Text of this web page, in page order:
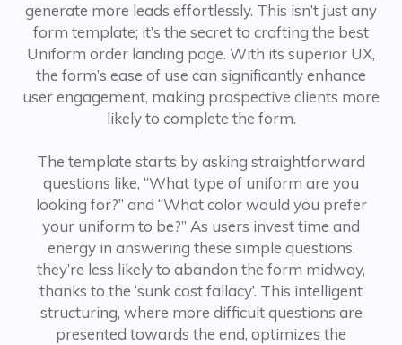
generate more leads effortlessly. This isn’t just any
form template; it’s the secret to crafting the best
Uniform order landing page. With its superior UX,
the form’s ease of use can significantly enhance
user engagement, making prospective clients more
likely to complete the form.
The template starts by asking straightforward
questions like, “What type of uniform are you
looking for?” and “What color would you prefer
your uniform to be?” As users invest time and
energy in answering these simple questions,
they’re less likely to abandon the form midway,
thanks to the ‘sunk cost fallacy’. This intelligent
structuring, where more difficult questions are
presented towards the end, optimizes the